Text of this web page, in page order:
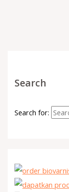
Search
Search for: